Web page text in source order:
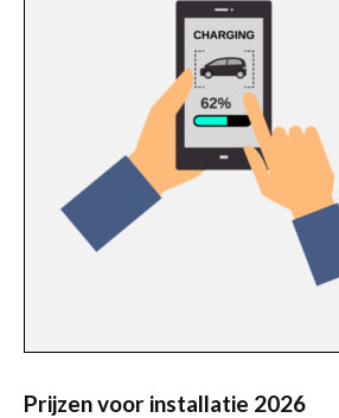
Prijzen voor installatie 2026